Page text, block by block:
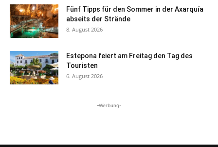
Fünf Tipps für den Sommer in der Axarquía
abseits der Strände
8. August 2026
Estepona feiert am Freitag den Tag des
Touristen
6. August 2026
-Werbung-